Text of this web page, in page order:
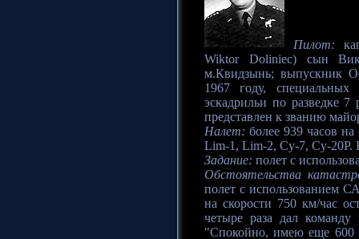
Пилот:
Wiktor Doliniec) сын
м.Квидзынь; выпускник
1967 году,
эскадрильи по разведке
представлен к званию
Налет: более 939 часов
Lim-1, Lim-2, Су-7, Су-20Р.
Задание: полет с
Обстоятельства
полет с использованием
на скорости 750 км/час
четыре раза дал команду
"Спокойно, имею еще 600